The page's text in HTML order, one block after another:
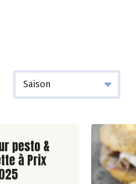
recette
pesto &
à Prix